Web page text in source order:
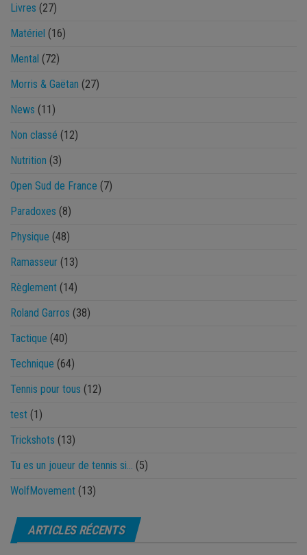
Livres (27)
Matériel (16)
Mental (72)
Morris & Gaëtan (27)
News (11)
Non classé (12)
Nutrition (3)
Open Sud de France (7)
Paradoxes (8)
Physique (48)
Ramasseur (13)
Règlement (14)
Roland Garros (38)
Tactique (40)
Technique (64)
Tennis pour tous (12)
test (1)
Trickshots (13)
Tu es un joueur de tennis si… (5)
WolfMovement (13)
ARTICLES RÉCENTS